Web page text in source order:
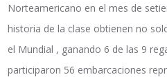
Norteamericano en el mes de
historia de la clase obtienen no
el Mundial , ganando 6 de las 9
participaron 56 embarcaciones